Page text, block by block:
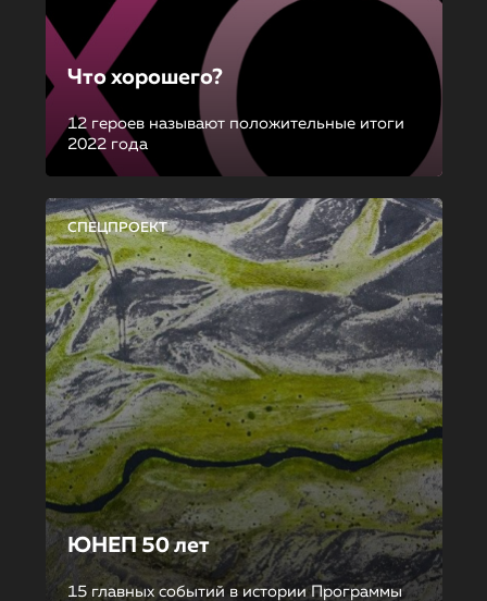
Что хорошего?
12 героев называют положительные итоги
2022 года
СПЕЦПРОЕКТ
ЮНЕП 50 лет
15 главных событий в истории Программы